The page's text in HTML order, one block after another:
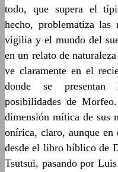
todo, que supera el
hecho, problematiza
vigilia y el mundo del
en un relato de
ve claramente en el
donde se presentan
posibilidades de
dimensión mítica de sus
onírica, claro, aunque en
desde el libro bíblico de
Tsutsui, pasando por